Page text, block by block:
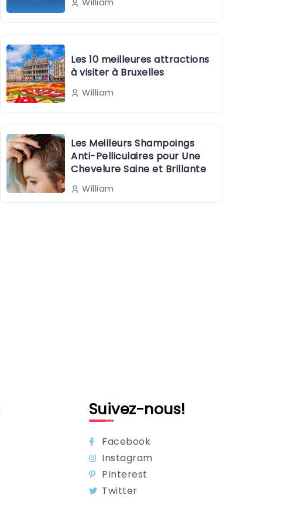
William
Les 10 meilleures attractions
à visiter à Bruxelles
William
Les Meilleurs Shampoings
Anti-Pelliculaires pour Une
Chevelure Saine et Brillante
William
Suivez-nous!
Facebook
Instagram
PInterest
Twitter